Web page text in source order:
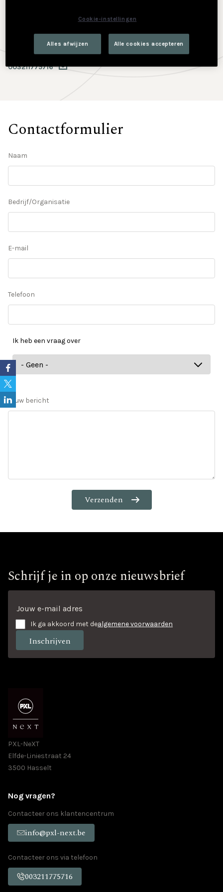
Elfde-Liniestraat 24
3500 Hasselt
003211775716
Contactformulier
Naam
Bedrijf/Organisatie
E-mail
Telefoon
Ik heb een vraag over
Ik
over
Jouw bericht
Schrijf je in op onze nieuwsbrief
Ik ga akkoord met dealgemene voorwaarden
PXL-NeXT
Elfde-Liniestraat 24
3500 Hasselt
Nog vragen?
Contacteer ons klantencentrum
info@pxl-next.be
Contacteer ons via telefoon
003211775716
Cookie-instellingen
Alles afwijzen Alle cookies accepteren